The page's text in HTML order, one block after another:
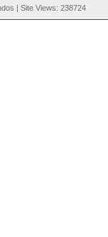
| Site Views: 238724